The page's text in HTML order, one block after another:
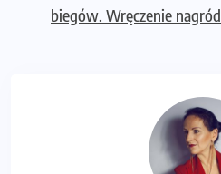
biegów. Wręczenie